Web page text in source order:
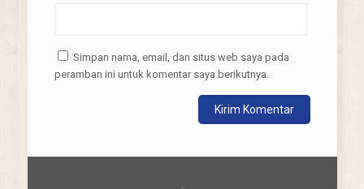
Simpan nama, email, dan situs web saya pada
peramban ini untuk komentar saya berikutnya.